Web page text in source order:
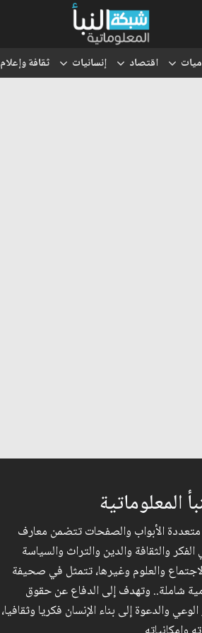
اقتصاد إنسانيات ثقافة وإعلام
المعلوماتية
الأبواب والصفحات تتضمن معارف
والثقافة والدين والتراث والسياسة
والعلوم وغيرها، تتمثل في صحيفة
شاملة.. وتهدف إلى الدفاع عن حقوق
والدعوة إلى بناء الإنسان فكريا وثقافيا،